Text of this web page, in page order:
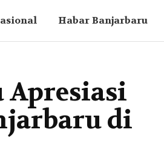
Habar Banjarbaru
Apresiasi
di